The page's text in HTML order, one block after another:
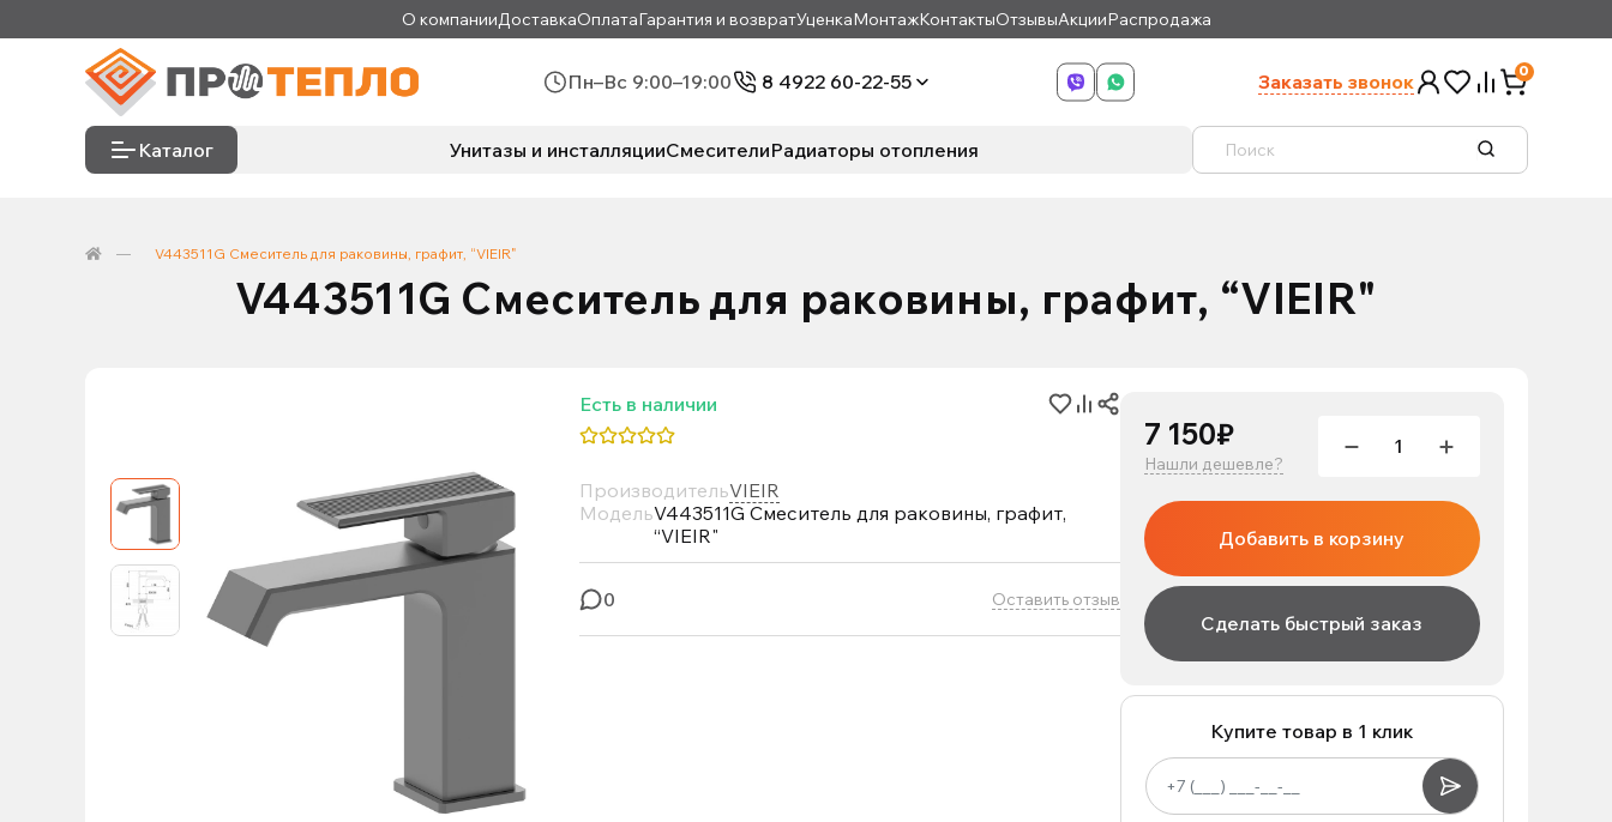
О компанииДоставкаОплатаГарантия и возвратУценкаМонтажКонтактыОтзывыАкцииРаспродажа
Пн–Вс 9:00–19:00 8 4922 60-22-55 Заказать звонок 0
Каталог Унитазы и инсталляцииСмесителиРадиаторы отопления
V443511G Смеситель для раковины, графит, “VIEIR"
V443511G Смеситель для раковины, графит, “VIEIR"
Есть в наличии
ПроизводительVIEIR
МодельV443511G Смеситель для раковины, графит,
“VIEIR"
0 Оставить отзыв
7 150₽
Нашли дешевле?
Добавить в корзину
Сделать быстрый заказ
Купите товар в 1 клик